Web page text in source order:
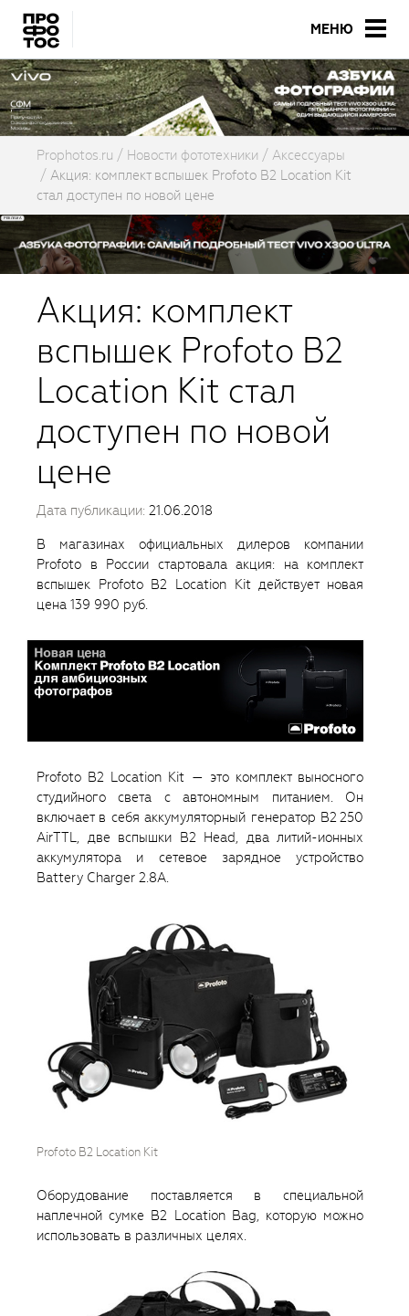
МЕНЮ
Prophotos.ru Новости фототехники
Аксессуары
Акция: комплект вспышек Profoto B2 Location Kit
стал доступен по новой цене
Акция: комплект
вспышек Profoto B2
Location Kit стал
доступен по новой
цене
Дата публикации: 21.06.2018
В магазинах официальных дилеров компании
Profoto в России стартовала акция: на комплект
вспышек Profoto B2 Location Kit действует новая
цена 139 990 руб.
Profoto B2 Location Kit — это комплект выносного
студийного света с автономным питанием. Он
включает в себя аккумуляторный генератор B2 250
AirTTL, две вспышки B2 Head, два литий-ионных
аккумулятора и сетевое зарядное устройство
Battery Charger 2.8A.
Profoto B2 Location Kit
Оборудование поставляется в специальной
наплечной сумке B2 Location Bag, которую можно
использовать в различных целях.